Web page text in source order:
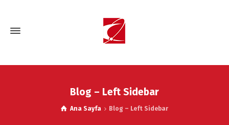
Blog – Left Sidebar
Ana Sayfa Blog – Left Sidebar